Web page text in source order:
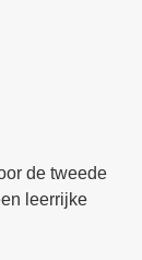
de tweede
leerrijke